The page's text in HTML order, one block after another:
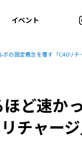
アル
ー
アバ
ラティ
アス
タイヤ＆ホイール バ
タログ
イベント
ル・ボラン カーズ・
EV:LIFE KOBE 2025
ル・ボラン カーズ・ミ
の固定概念を覆す「C40リ
ど速かっ
チャージ